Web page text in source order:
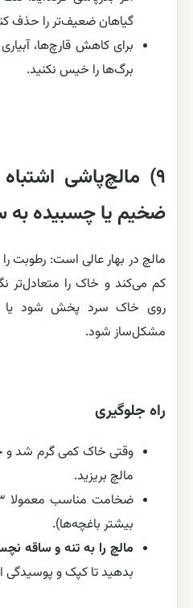
گیاهان ضعیف‌تر را حذف
برای کاهش قارچ‌ها،
برگ‌ها را خیس نکنید.
۹) مالچ‌پاشی
ضخیم یا چسبیده به
مالچ در بهار عالی است: رطوبت
کم می‌کند و خاک را متعادل‌تر
روی خاک سرد پخش شود یا
مشکل‌ساز شود.
راه جلوگیری
وقتی خاک کمی گرم شد و
مالچ بریزید.
بیشتر باغچه‌ها).
مالچ را به تنه و ساقه
بدهید تا کپک و پوسیدگی